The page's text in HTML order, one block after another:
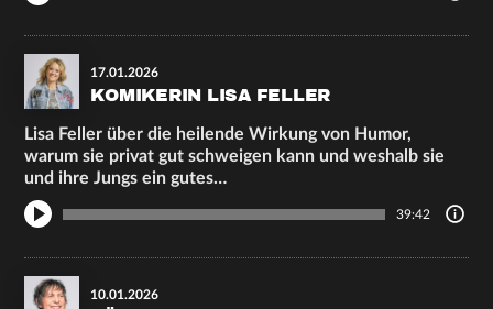
17.01.2026
KOMIKERIN LISA FELLER
Lisa Feller über die heilende Wirkung von Humor,
warum sie privat gut schweigen kann und weshalb sie
und ihre Jungs ein gutes…
39:42
10.01.2026